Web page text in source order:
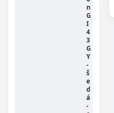
n
G
I
4
3
G
Y
-
š
e
d
á
-